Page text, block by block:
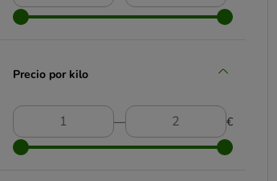
Precio por kilo
― €